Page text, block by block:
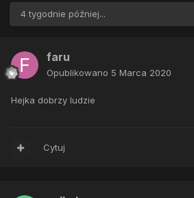
4 tygodnie później...
faru
Opublikowano 5 Marca 2020
Hejka dobrzy ludzie
Cytuj